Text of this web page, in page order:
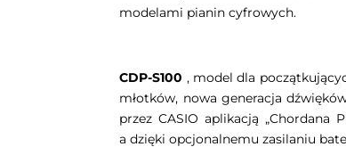
modelami pianin cyfrowych.
CDP-S100 , model dla
młotków, nowa generacja
przez CASIO aplikacją „Chordana
a dzięki opcjonalnemu zasilaniu